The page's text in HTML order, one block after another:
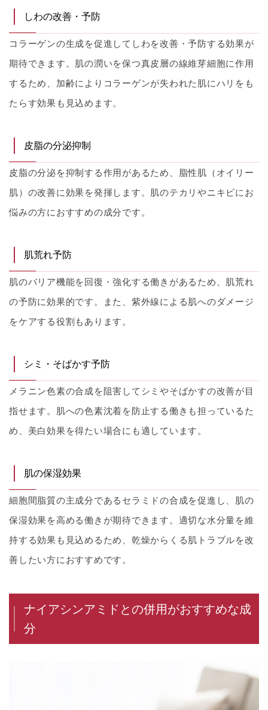
しわの改善・予防
コラーゲンの生成を促進してしわを改善・予防する効果が
期待できます。肌の潤いを保つ真皮層の線維芽細胞に作用
するため、加齢によりコラーゲンが失われた肌にハリをも
たらす効果も見込めます。
皮脂の分泌抑制
皮脂の分泌を抑制する作用があるため、脂性肌（オイリー
肌）の改善に効果を発揮します。肌のテカリやニキビにお
悩みの方におすすめの成分です。
肌荒れ予防
肌のバリア機能を回復・強化する働きがあるため、肌荒れ
の予防に効果的です。また、紫外線による肌へのダメージ
をケアする役割もあります。
シミ・そばかす予防
メラニン色素の合成を阻害してシミやそばかすの改善が目
指せます。肌への色素沈着を防止する働きも担っているた
め、美白効果を得たい場合にも適しています。
肌の保湿効果
細胞間脂質の主成分であるセラミドの合成を促進し、肌の
保湿効果を高める働きが期待できます。適切な水分量を維
持する効果も見込めるため、乾燥からくる肌トラブルを改
善したい方におすすめです。
ナイアシンアミドとの併用がおすすめな成
分